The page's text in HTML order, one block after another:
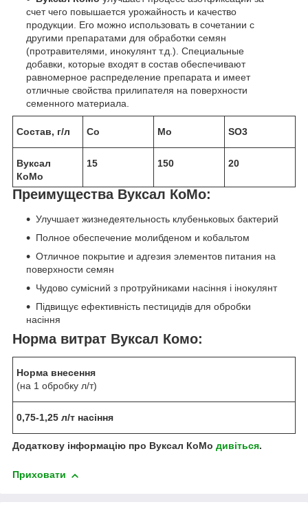
счет чего повышается урожайность и качество
продукции. Его можно использовать в сочетании с
другими препаратами для обработки семян
(протравителями, инокулянт т.д.). Специальные
добавки, которые входят в состав обеспечивают
равномерное распределение препарата и имеет
отличные свойства прилипателя на поверхности
семенного материала.
Состав, г/л Co Mo SO3
Вуксал
КоМо
15 150 20
Преимущества Вуксал КoMo:
Улучшает жизнедеятельность клубеньковых бактерий
Полное обеспечение молибденом и кобальтом
Отличное покрытие и адгезия элементов питания на
поверхности семян
Чудово сумісний з протруйниками насіння і інокулянт
Підвищує ефективність пестицидів для обробки
насіння
Норма витрат Вуксал Комо:
Норма внесення
(на 1 обробку л/т)
0,75-1,25 л/т насіння
Додаткову інформацію про Вуксал КоМо дивіться.
Приховати